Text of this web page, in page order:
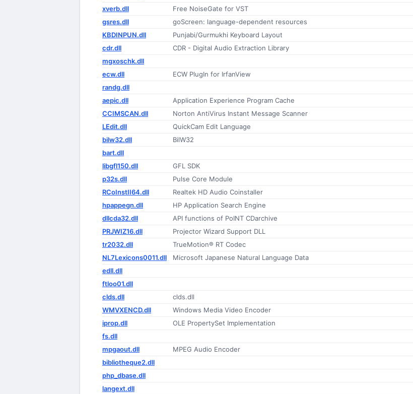
xverb.dll Free NoiseGate for VST
gsres.dll goScreen: language-dependent resources
KBDINPUN.dll Punjabi/Gurmukhi Keyboard Layout
cdr.dll CDR - Digital Audio Extraction Library
mgxoschk.dll
ecw.dll ECW PlugIn for IrfanView
randg.dll
aepic.dll Application Experience Program Cache
CCIMSCAN.dll Norton AntiVirus Instant Message Scanner
LEdit.dll QuickCam Edit Language
bilw32.dll BilW32
bart.dll
libgfl150.dll GFL SDK
p32s.dll Pulse Core Module
RCoInstII64.dll Realtek HD Audio Coinstaller
hpappegn.dll HP Application Search Engine
dllcda32.dll API functions of PoINT CDarchive
PRJWIZ16.dll Projector Wizard Support DLL
tr2032.dll TrueMotion® RT Codec
NL7Lexicons0011.dll Microsoft Japanese Natural Language Data
edll.dll
ftloo01.dll
clds.dll clds.dll
WMVXENCD.dll Windows Media Video Encoder
iprop.dll OLE PropertySet Implementation
fs.dll
mpgaout.dll MPEG Audio Encoder
bibliotheque2.dll
php_dbase.dll
langext.dll